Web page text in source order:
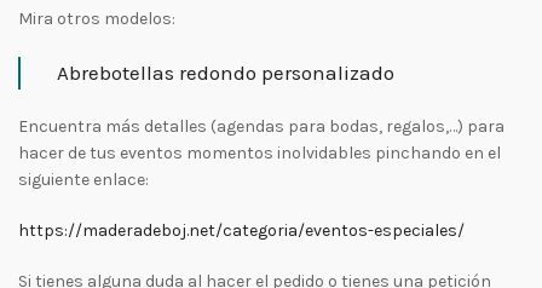
Mira otros modelos:
Abrebotellas redondo personalizado
Encuentra más detalles (agendas para bodas, regalos,…) para
hacer de tus eventos momentos inolvidables pinchando en el
siguiente enlace:
https://maderadeboj.net/categoria/eventos-especiales/
Si tienes alguna duda al hacer el pedido o tienes una petición